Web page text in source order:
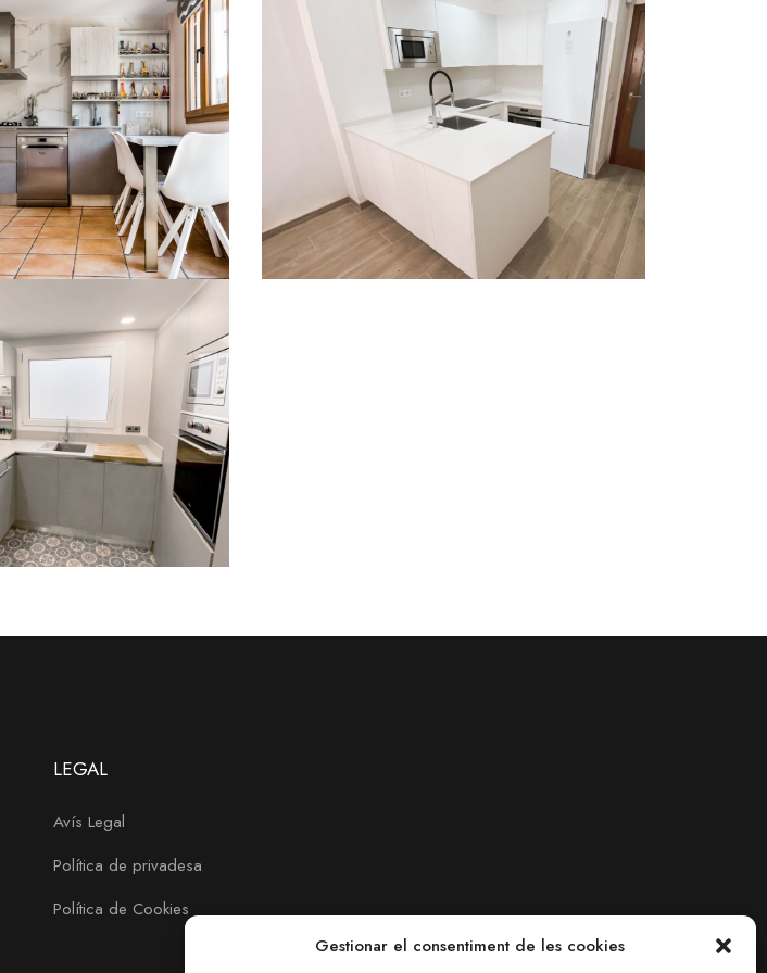
Gestionar el consentiment de les cookies
LEGAL
Avís Legal
Política de privadesa
Política de Cookies